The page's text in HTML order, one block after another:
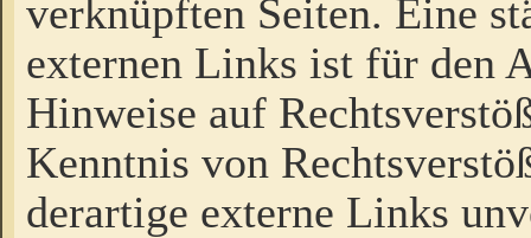
verknüpften Seiten. Eine
externen Links ist für den
Hinweise auf
Kenntnis von
derartige externe Links